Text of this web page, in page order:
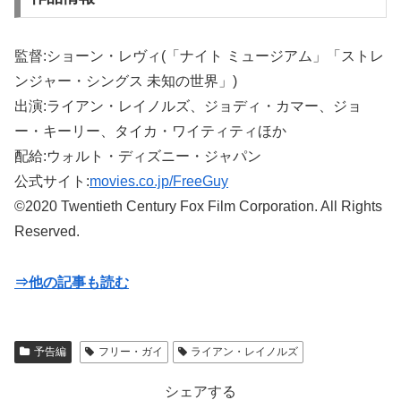
監督:ショーン・レヴィ(「ナイト ミュージアム」「ストレ
ンジャー・シングス 未知の世界」)
出演:ライアン・レイノルズ、ジョディ・カマー、ジョ
ー・キーリー、タイカ・ワイティティほか
配給:ウォルト・ディズニー・ジャパン
公式サイト:movies.co.jp/FreeGuy
©2020 Twentieth Century Fox Film Corporation. All Rights
Reserved.
⇒他の記事も読む
予告編 フリー・ガイ ライアン・レイノルズ
シェアする